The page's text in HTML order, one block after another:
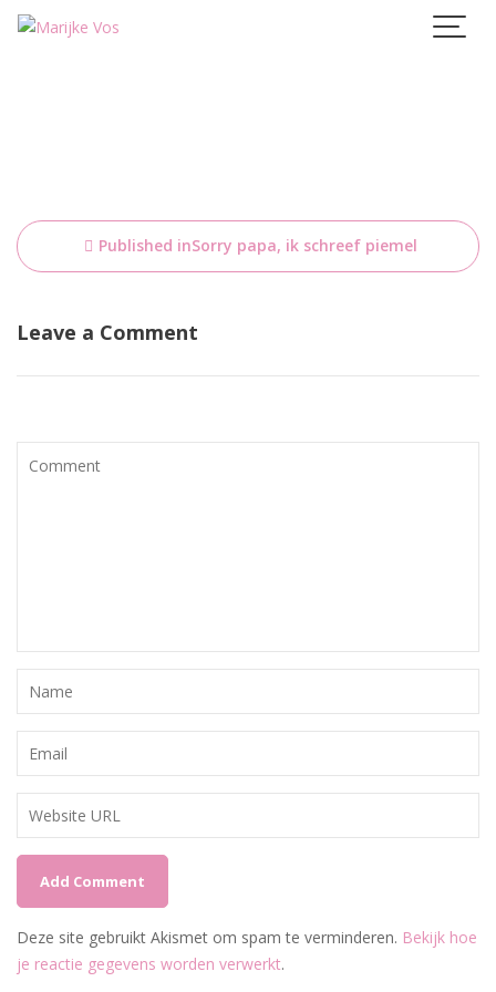
Skip
Bericht
navigatie
Published inSorry papa, ik schreef piemel
Leave a Comment
Deze site gebruikt Akismet om spam te verminderen. Bekijk hoe
je reactie gegevens worden verwerkt.